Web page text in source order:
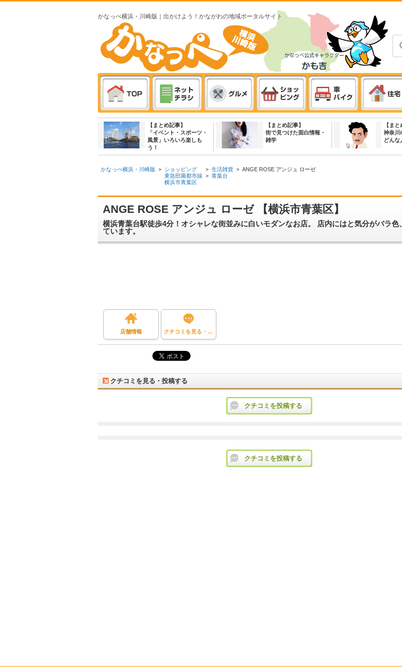
かなっぺ横浜・川崎版｜出かけよう！かながわの地域ポータルサイト
【まとめ記事】
「イベント・スポーツ・
風景」いろいろ楽しも
う！
【まとめ記事】
街で見つけた面白情報・
雑学
【まと
神奈川
どんな
かなっぺ横浜・川崎版 > ショッピング
東急田園都市線
横浜市青葉区
> 生活雑貨
> 青葉台
> ANGE ROSE アンジュ ローゼ
ANGE ROSE アンジュ ローゼ 【横浜市青葉区】
横浜青葉台駅徒歩4分！オシャレな街並みに白いモダンなお店。 店内にはと気分がバラ
ています。
店舗情報 クチコミを見る・投稿する
クチコミを見る・投稿する
クチコミを投稿する
クチコミを投稿する